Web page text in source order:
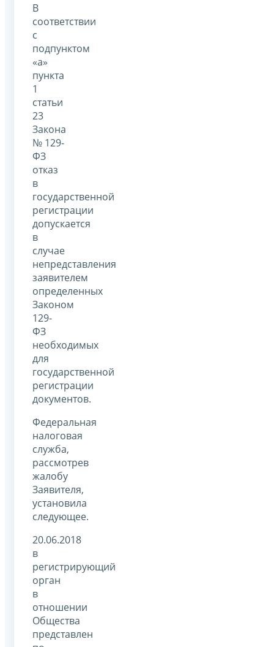
В
соответствии
с
подпунктом
«а»
пункта
1
статьи
23
Закона
№ 129-
ФЗ
отказ
в
государственной
регистрации
допускается
в
случае
непредставления
заявителем
определенных
Законом
129-
ФЗ
необходимых
для
государственной
регистрации
документов.
Федеральная
налоговая
служба,
рассмотрев
жалобу
Заявителя,
установила
следующее.
20.06.2018
в
регистрирующий
орган
в
отношении
Общества
представлен